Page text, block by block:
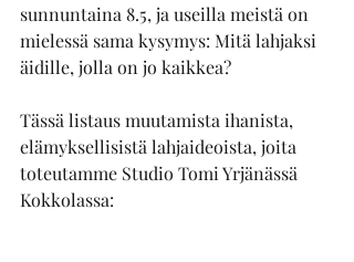
sunnuntaina 8.5, ja useilla meistä on
mielessä sama kysymys: Mitä lahjaksi
äidille, jolla on jo kaikkea?
Tässä listaus muutamista ihanista,
elämyksellisistä lahjaideoista, joita
toteutamme Studio Tomi Yrjänässä
Kokkolassa: